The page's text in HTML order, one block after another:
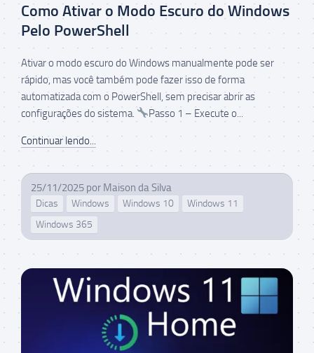
Como Ativar o Modo Escuro do Windows
Pelo PowerShell
Ativar o modo escuro do Windows manualmente pode ser
rápido, mas você também pode fazer isso de forma
automatizada com o PowerShell, sem precisar abrir as
configurações do sistema.
Passo 1 – Execute o...
Continuar lendo...
25/11/2025 por Maison da Silva
Dicas Windows Windows 10
Windows 11
Windows 365